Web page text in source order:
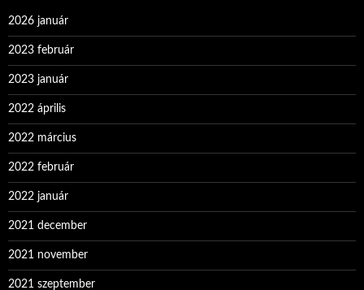
2026 január
2023 február
2023 január
2022 április
2022 március
2022 február
2022 január
2021 december
2021 november
2021 szeptember